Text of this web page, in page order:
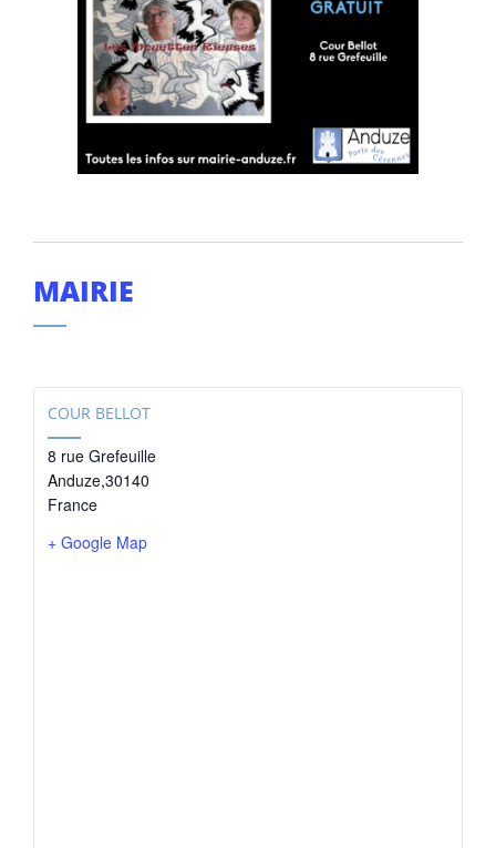
MAIRIE
COUR BELLOT
8 rue Grefeuille
Anduze,30140
France
+ Google Map